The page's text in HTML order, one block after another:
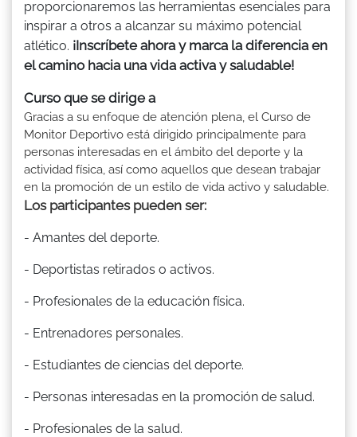
proporcionaremos las herramientas esenciales para
inspirar a otros a alcanzar su máximo potencial
atlético. ¡Inscríbete ahora y marca la diferencia en
el camino hacia una vida activa y saludable!
Curso que se dirige a
Gracias a su enfoque de atención plena, el Curso de
Monitor Deportivo está dirigido principalmente para
personas interesadas en el ámbito del deporte y la
actividad física, así como aquellos que desean trabajar
en la promoción de un estilo de vida activo y saludable.
Los participantes pueden ser:
- Amantes del deporte.
- Deportistas retirados o activos.
- Profesionales de la educación física.
- Entrenadores personales.
- Estudiantes de ciencias del deporte.
- Personas interesadas en la promoción de salud.
- Profesionales de la salud.